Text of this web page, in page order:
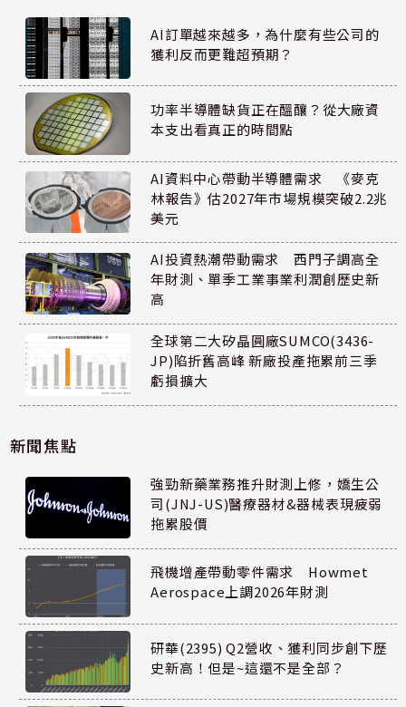
AI訂單越來越多，為什麼有些公司的
獲利反而更難超預期？
功率半導體缺貨正在醞釀？從大廠資
本支出看真正的時間點
AI資料中心帶動半導體需求 《麥克
林報告》估2027年市場規模突破2.2兆
美元
AI投資熱潮帶動需求 西門子調高全
年財測、單季工業事業利潤創歷史新
高
全球第二大矽晶圓廠SUMCO(3436-
JP)陷折舊高峰 新廠投產拖累前三季
虧損擴大
新聞焦點
強勁新藥業務推升財測上修，嬌生公
司(JNJ-US)醫療器材&器械表現疲弱
拖累股價
飛機增產帶動零件需求 Howmet
Aerospace上調2026年財測
研華(2395) Q2營收、獲利同步創下歷
史新高！但是~這還不是全部？